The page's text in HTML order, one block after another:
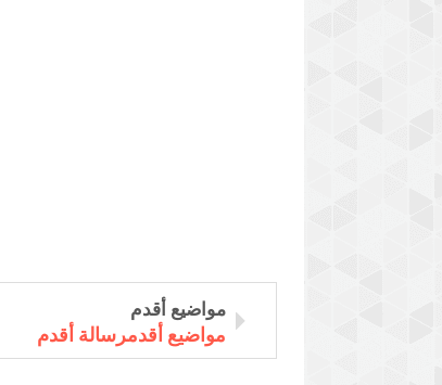
مواضيع أقدم
مواضيع أقدمرسالة أقدم